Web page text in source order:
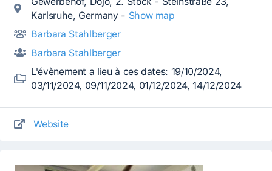
Karlsruhe, Germany - Show map
Barbara Stahlberger
Barbara Stahlberger
L'évènement a lieu à ces dates: 19/10/2024,
03/11/2024, 09/11/2024, 01/12/2024, 14/12/2024
Website